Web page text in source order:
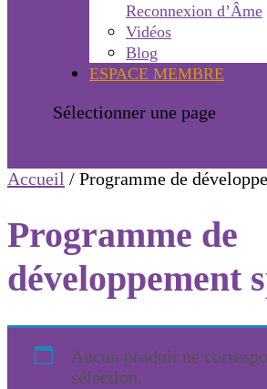
Reconnexion d’Âme
Vidéos
Blog
ESPACE MEMBRE
Sélectionner une page
Accueil / Programme de
Programme de
développement
Aucun produit ne
sélection.